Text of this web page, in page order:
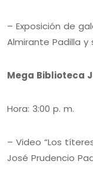
– Exposición de
Almirante Padilla
Mega Biblioteca
Hora: 3:00 p. m.
– Video “Los
José Prudencio